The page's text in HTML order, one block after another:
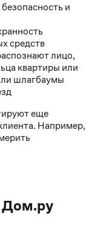
и
средств
лицо,
квартиры или
шлагбаумы
еще
Например,
Дом.ру